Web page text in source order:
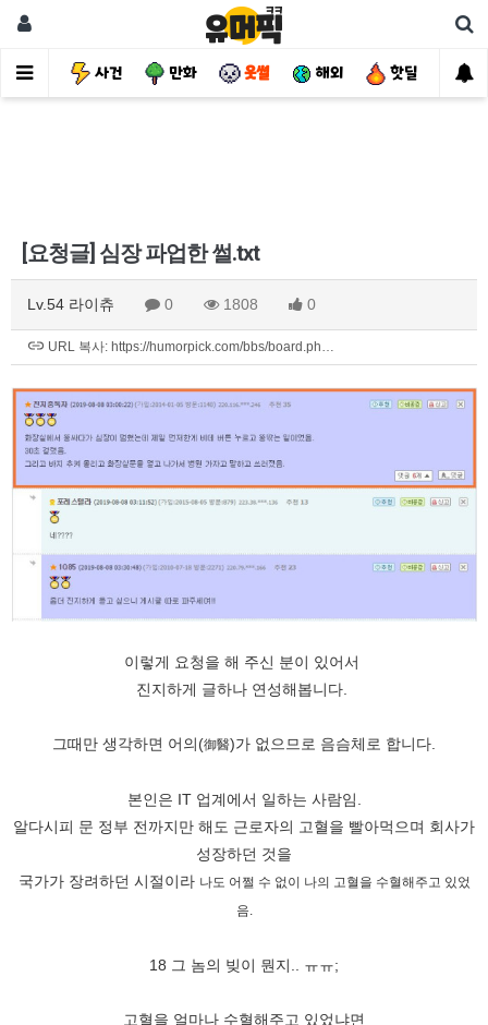
유머 사건 만화 웃썰 해외 핫딜 자
[요청글] 심장 파업한 썰.txt
Lv.54 라이츄 0 1808 0
URL 복사: https://humorpick.com/bbs/board.ph…
이렇게 요청을 해 주신 분이 있어서
진지하게 글하나 연성해봅니다.
그때만 생각하면 어의(御醫)가 없으므로 음슴체로 합니다.
본인은 IT 업계에서 일하는 사람임.
알다시피 문 정부 전까지만 해도 근로자의 고혈을 빨아먹으며 회사가
성장하던 것을
국가가 장려하던 시절이라 나도 어쩔 수 없이 나의 고혈을 수혈해주고 있었
음.
18 그 놈의 빚이 뭔지.. ㅠㅠ;
고혈을 얼마나 수혈해주고 있었냐면